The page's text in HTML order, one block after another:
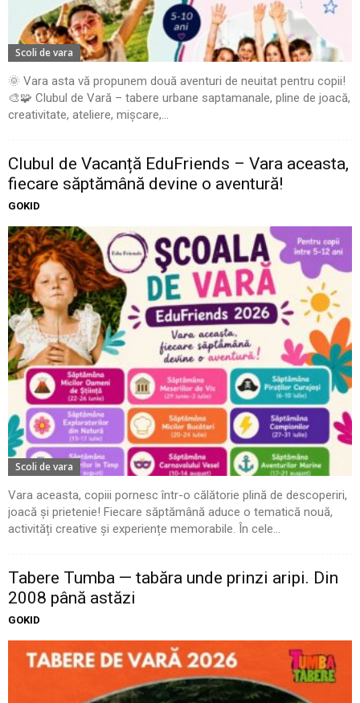
Scoli de vara
🌞 Vara asta vă propunem două aventuri de neuitat pentru copii!
🎨🧩 Clubul de Vară – tabere urbane saptamanale, pline de joacă,
creativitate, ateliere, mișcare,...
Clubul de Vacanță EduFriends – Vara aceasta,
fiecare săptămână devine o aventură!
GOKID
Scoli de vara
Vara aceasta, copiii pornesc într-o călătorie plină de descoperiri,
joacă și prietenie! Fiecare săptămână aduce o tematică nouă,
activități creative și experiențe memorabile. În cele...
Tabere Tumba — tabăra unde prinzi aripi. Din
2008 până astăzi
GOKID